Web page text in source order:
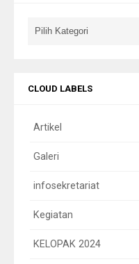
CLOUD LABELS
Artikel
Galeri
infosekretariat
Kegiatan
KELOPAK 2024